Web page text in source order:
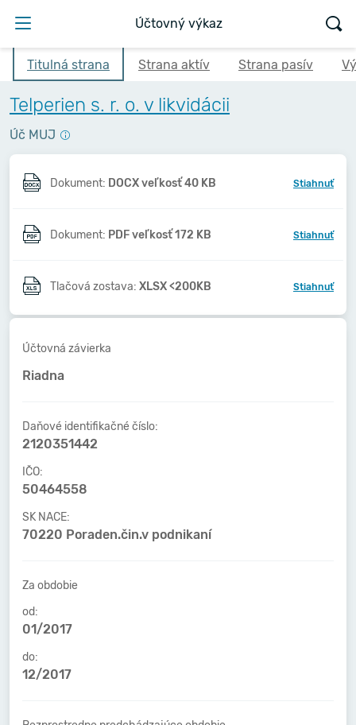
Účtovný výkaz
Titulná strana Strana aktív Strana pasív
Telperien s. r. o. v likvidácii
Úč MUJ
Dokument: DOCX veľkosť 40 KB Stiahnuť
Dokument: PDF veľkosť 172 KB Stiahnuť
Tlačová zostava: XLSX <200KB Stiahnuť
Účtovná závierka
Riadna
Daňové identifikačné číslo:
2120351442
IČO:
50464558
SK NACE:
70220 Poraden.čin.v podnikaní
Za obdobie
od:
01/2017
do:
12/2017